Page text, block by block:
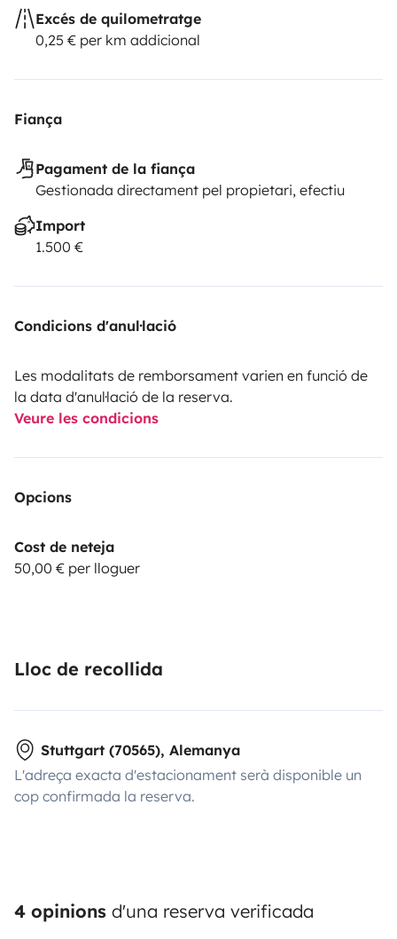
Excés de quilometratge
0,25 € per km addicional
Fiança
Pagament de la fiança
Gestionada directament pel propietari, efectiu
Import
1.500 €
Condicions d'anul·lació
Les modalitats de remborsament varien en funció de
la data d'anul·lació de la reserva.
Veure les condicions
Opcions
Cost de neteja
50,00 € per lloguer
Lloc de recollida
Stuttgart (70565), Alemanya
L'adreça exacta d'estacionament serà disponible un
cop confirmada la reserva.
4 opinions d'una reserva verificada